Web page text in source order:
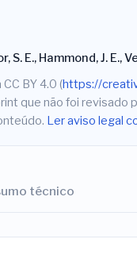
S. E., Hammond, J. E.,
BY 4.0 (https://
que não foi
Ler aviso legal
técnico